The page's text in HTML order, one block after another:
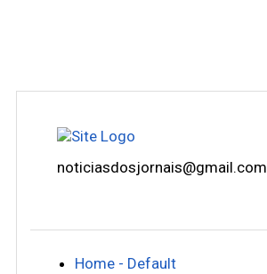
noticiasdosjornais@gmail.com
Home - Default